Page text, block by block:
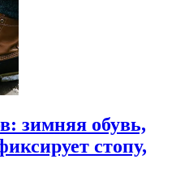
зимняя обувь,
стопу,